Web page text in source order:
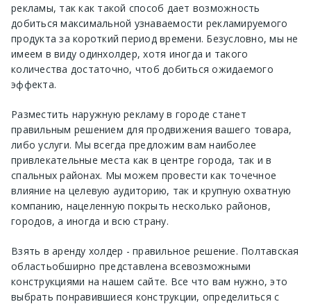
рекламы, так как такой способ дает возможность
добиться максимальной узнаваемости рекламируемого
продукта за короткий период времени. Безусловно, мы не
имеем в виду одинхолдер, хотя иногда и такого
количества достаточно, чтоб добиться ожидаемого
эффекта.
Разместить наружную рекламу в городестанет
правильным решением для продвижения вашего товара,
либо услуги. Мы всегда предложим вам наиболее
привлекательные места как в центре города, так и в
спальных районах. Мы можем провести как точечное
влияние на целевую аудиторию, так и крупную охватную
компанию, нацеленную покрыть несколько районов,
городов, а иногда и всю страну.
Взять в аренду холдер - правильное решение. Полтавская
областьобширно представлена всевозможными
конструкциями на нашем сайте. Все что вам нужно, это
выбрать понравившиеся конструкции, определиться с